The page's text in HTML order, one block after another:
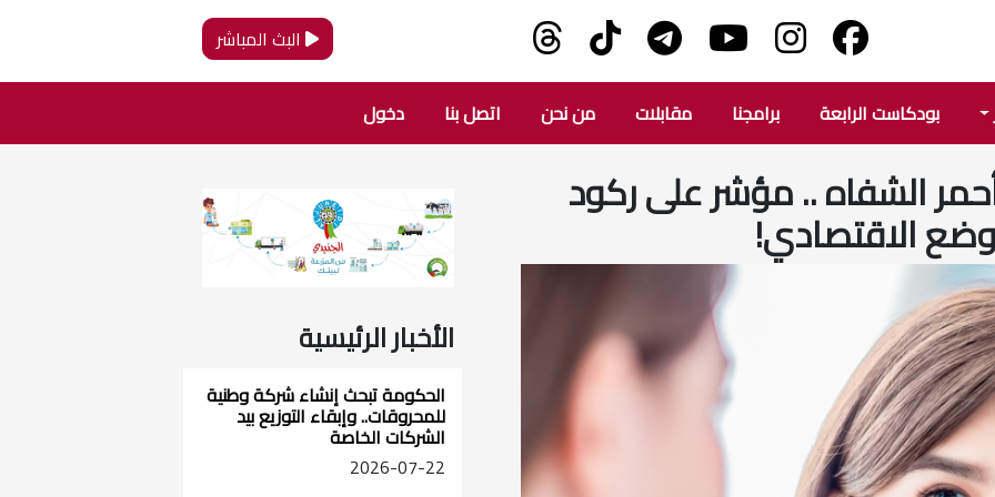
البث المباشر
بودكاست الرابعة برامجنا مقابلات من نحن اتصل بنا دخول
الشفاه .. مؤشر على ركود
الاقتصادي!
الأخبار الرئيسية
الحكومة تبحث إنشاء شركة وطنية
للمحروقات.. وإبقاء التوزيع بيد
الشركات الخاصة
2026-07-22